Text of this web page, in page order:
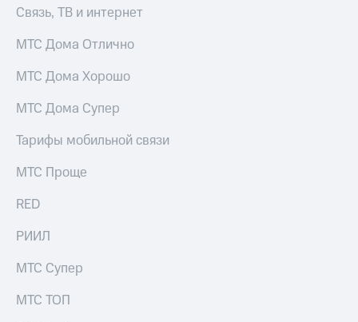
Регистратор
Реквизиты
Контакты
развитие
деловая этика
На главную
Связь, ТВ и интернет
МТС Дома Отлично
МТС Дома Хорошо
МТС Дома Супер
Тарифы мобильной связи
МТС Проще
RED
РИИЛ
МТС Супер
МТС ТОП